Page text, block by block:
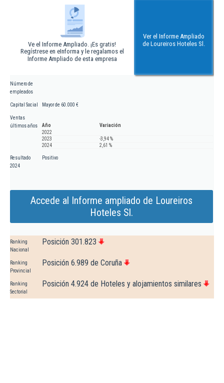
Ve el Informe Ampliado. ¡Es gratis!
Regístrese en eInforma y le regalamos el
Informe Ampliado de esta empresa
Ver el Informe Ampliado
de Loureiros Hoteles Sl.
Número de
empleados
Capital Social Mayor de 60.000 €
Ventas
últimos años
Año
Variación
2022
2023
-3,94 %
2024
2,61 %
Resultado
2024
Positivo
Accede al Informe ampliado de Loureiros
Hoteles Sl.
Ranking
Nacional
Posición 301.823
Ranking
Provincial
Posición 6.989 de Coruña
Ranking
Sectorial
Posición 4.924 de Hoteles y alojamientos similares